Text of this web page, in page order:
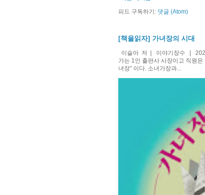
피드 구독하기: 댓글 (Atom)
[책을읽자] 가녀장의 시대
이슬아 저 | 이야기장수 | 2022
가는 1인 출판사 사장이고 직원
녀장” 이다. 소녀가장과...